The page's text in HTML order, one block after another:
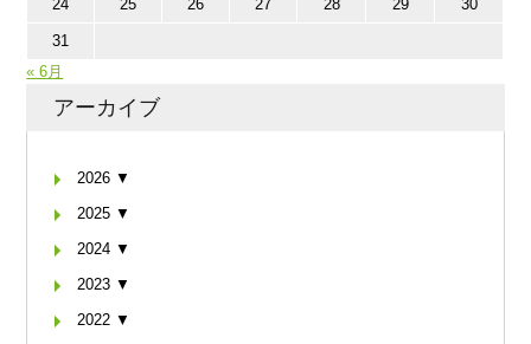
24 25 26 27 28 29 30
31
« 6月
アーカイブ
2026 ▼
2025 ▼
2024 ▼
2023 ▼
2022 ▼